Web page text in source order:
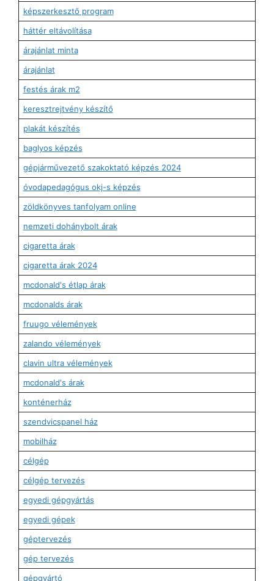
képszerkesztő program
háttér eltávolítása
árajánlat minta
árajánlat
festés árak m2
keresztrejtvény készítő
plakát készítés
baglyos képzés
gépjárművezető szakoktató képzés 2024
óvodapedagógus okj-s képzés
zöldkönyves tanfolyam online
nemzeti dohánybolt árak
cigaretta árak
cigaretta árak 2024
mcdonald's étlap árak
mcdonalds árak
fruugo vélemények
zalando vélemények
clavin ultra vélemények
mcdonald's árak
konténerház
szendvicspanel ház
mobilház
célgép
célgép tervezés
egyedi gépgyártás
egyedi gépek
géptervezés
gép tervezés
gépgyártó